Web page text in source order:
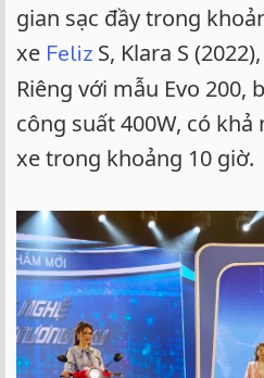
gian sạc đầy trong
xe Feliz S, Klara S (2022),
Riêng với mẫu Evo 200,
công suất 400W, có khả
xe trong khoảng 10 giờ.